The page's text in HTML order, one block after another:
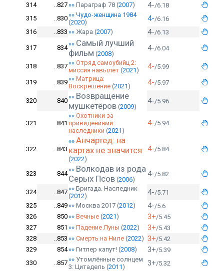
314
..827»» Параграф 78 (2007) 4-/6.18
315
..830»» Чудо-женщина 1984
(2020) 4-/6.16
316
..833 »» Жара (2007) 4-/6.13
317 834
»» Самый лучший
фильм (2008)
4-/6.04
318 ..837»» Отряд самоубийц 2:
миссия навылет (2021) 4-/5.99
319 ..839»» Матрица:
Воскрешение (2021) 4-/5.97
320 840
»» Возвращение
мушкетёров (2009)
4-/5.96
321 841
»» Охотники за
привидениями:
наследники (2021)
4-/5.94
322 ..843
»» Анчартед: на
картах не значится
(2022)
4-/5.84
323 844
»» Волкодав из рода
Серых Псов (2006)
4-/5.82
324 ..847»» Бригада. Наследник
(2012) 4-/5.71
325
..849»» Москва 2017 (2012) 4-/5.6
326
850»» Вечные (2021) 3+/5.45
327
851 »» Падение Луны (2022) 3+/5.43
328
..853 »» Смерть на Ниле (2022) 3+/5.42
329
854»» Гитлер капут! (2008) 3+/5.39
330
..857»» Утомлённые солнцем
3: Цитадель (2011) 3+/5.32